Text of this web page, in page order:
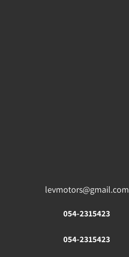
levmotors@gmail.com
054-2315423
054-2315423